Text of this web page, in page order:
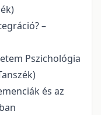
–
Pszichológia
és az